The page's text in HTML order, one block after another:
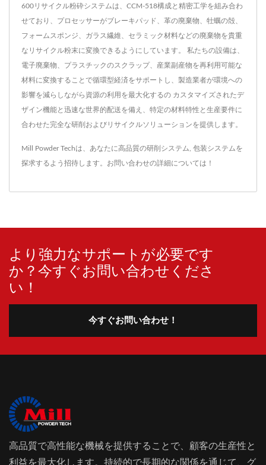
600リサイクル粉砕システムは、CCM-518構成と精密工学を組み合わ
せており、プロセッサーがブレーキパッド、革の廃棄物、牡蠣の殻、
フォームスポンジ、ガラス繊維、セラミック材料などの廃棄物を貴重
なリサイクル粉末に変換できるようにしています。 私たちの設備は、
電子廃棄物、プラスチックのスクラップ、産業副産物を再利用可能な
材料に変換することで循環型経済をサポートし、製造業者が環境への
影響を減らしながら資源の利用を最大化するの カスタマイズされたデ
ザイン機能と迅速な世界的配送を備え、特定の材料特性と生産要件に
合わせた完全な研削およびリサイクルソリューションを提供します。
Mill Powder Techは、あなたに高品質の研削システム 包装システムを
探求するよう招待します。 お問い合わせの詳細については！
より強力なサポートが必要です
か？今すぐお問い合わせくださ
い！
今すぐお問い合わせ！
高品質で高性能な機械を提供することで、顧客の生産性と
利益を最大化します。持続的で長期的な関係を通じて、グ